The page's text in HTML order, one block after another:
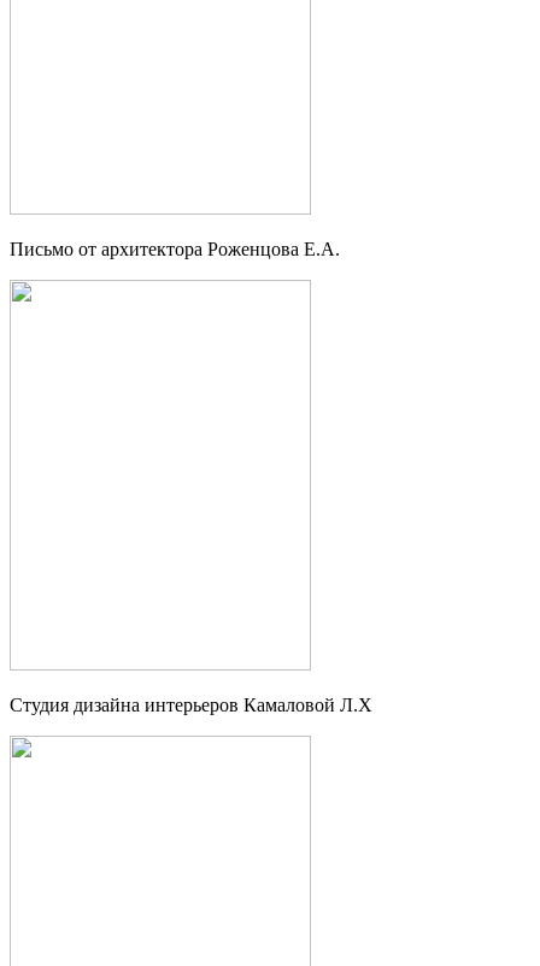
Письмо от архитектора Роженцова Е.А.
Студия дизайна интерьеров Камаловой Л.Х